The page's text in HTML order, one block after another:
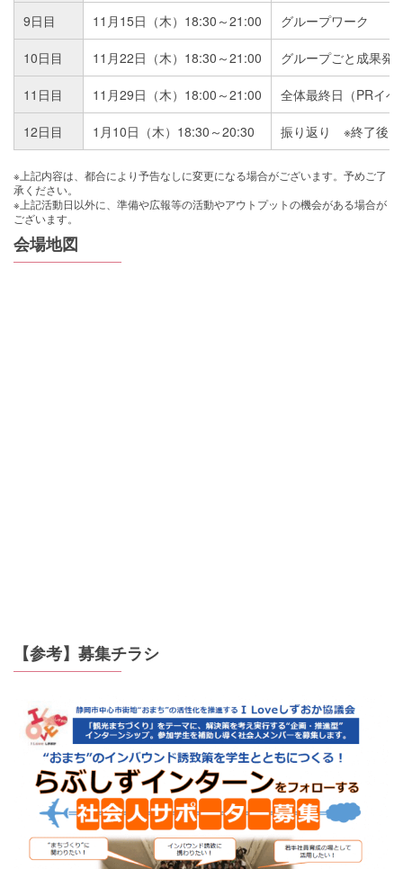
9日目 11月15日（木）18:30～21:00 グループワーク
10日目 11月22日（木）18:30～21:00 グループごと成果発
11日目 11月29日（木）18:00～21:00 全体最終日（PRイ
12日目 1月10日（木）18:30～20:30 振り返り ※終了後、
※上記内容は、都合により予告なしに変更になる場合がございます。予めご了
承ください。
※上記活動日以外に、準備や広報等の活動やアウトプットの機会がある場合が
ございます。
会場地図
【参考】募集チラシ